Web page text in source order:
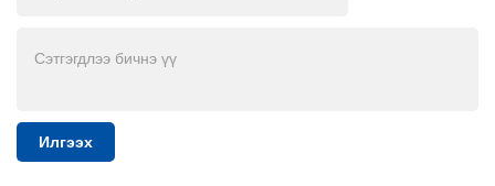
Илгээх